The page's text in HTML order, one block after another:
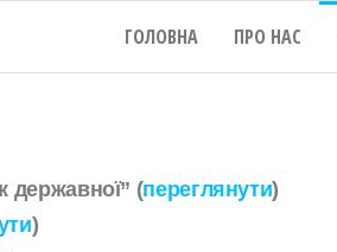
ГОЛОВНА ПРО НАС
державної” (переглянути)
)